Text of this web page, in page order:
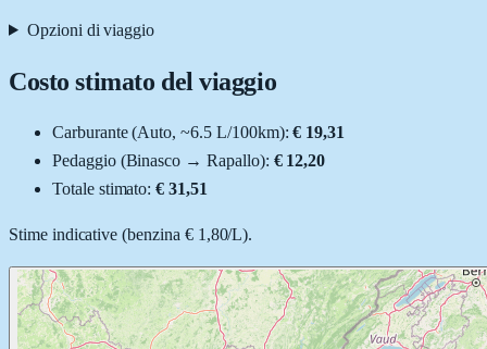
Opzioni di viaggio
Costo stimato del viaggio
Carburante (Auto, ~6.5 L/100km): € 19,31
Pedaggio (Binasco →Rapallo): € 12,20
Totale stimato:€ 31,51
Stime indicative (benzina € 1,80/L).